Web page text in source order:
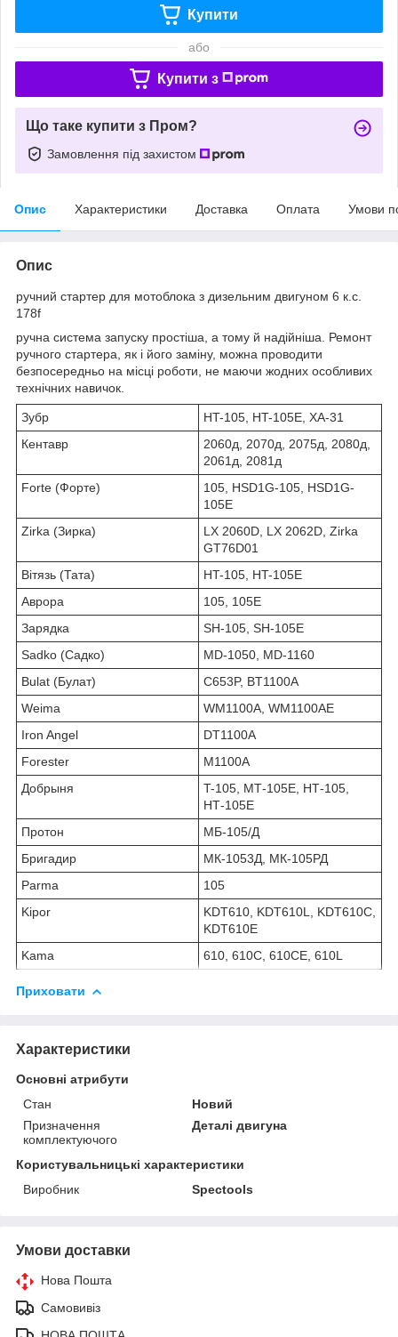
Купити
або
Купити з
Що таке купити з Пром?
Замовлення під захистом
Опис Характеристики Доставка Оплата Умови
Опис
ручний стартер для мотоблока з дизельним двигуном 6 к.с.
178f
ручна система запуску простіша, а тому й надійніша. Ремонт
ручного стартера, як і його заміну, можна проводити
безпосередньо на місці роботи, не маючи жодних особливих
технічних навичок.
Зубр
HT-105, HT-105E, ХА-31
Кентавр
2060д, 2070д, 2075д, 2080д,
2061д, 2081д
Forte (Форте)
105, HSD1G-105, HSD1G-
105E
Zirka (Зирка)
LX 2060D, LX 2062D, Zirka
GT76D01
Вітязь (Тата)
HT-105, HT-105E
Аврора
105, 105Е
Зарядка
SH-105, SH-105E
Sadko (Садко)
MD-1050, MD-1160
Bulat (Булат)
C653P, BT1100A
Weima
WM1100A, WM1100AE
Iron Angel
DT1100A
Forester
M1100A
Добрыня
T-105, МТ-105Е, НТ-105,
НТ-105Е
Протон
МБ-105/Д
Бригадир
МК-1053Д, МК-105РД
Parma
105
Kipor
KDT610, KDT610L, KDT610C,
KDT610E
Kama
610, 610C, 610CE, 610L
Приховати
Характеристики
Основні атрибути
Стан
Новий
Призначення
комплектуючого
Деталі двигуна
Користувальницькі характеристики
Виробник
Spectools
Умови доставки
Нова Пошта
Самовивіз